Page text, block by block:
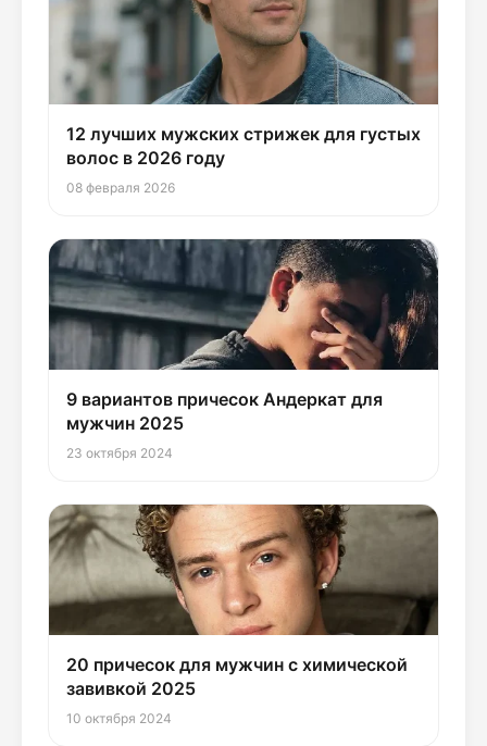
12 лучших мужских стрижек для густых
волос в 2026 году
08 февраля 2026
9 вариантов причесок Андеркат для
мужчин 2025
23 октября 2024
20 причесок для мужчин с химической
завивкой 2025
10 октября 2024